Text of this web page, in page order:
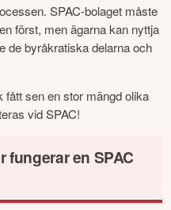
SPAC-bolaget måste
först, men ägarna kan nyttja
de byråkratiska delarna och
fått sen en stor mängd olika
vid SPAC!
fungerar en SPAC